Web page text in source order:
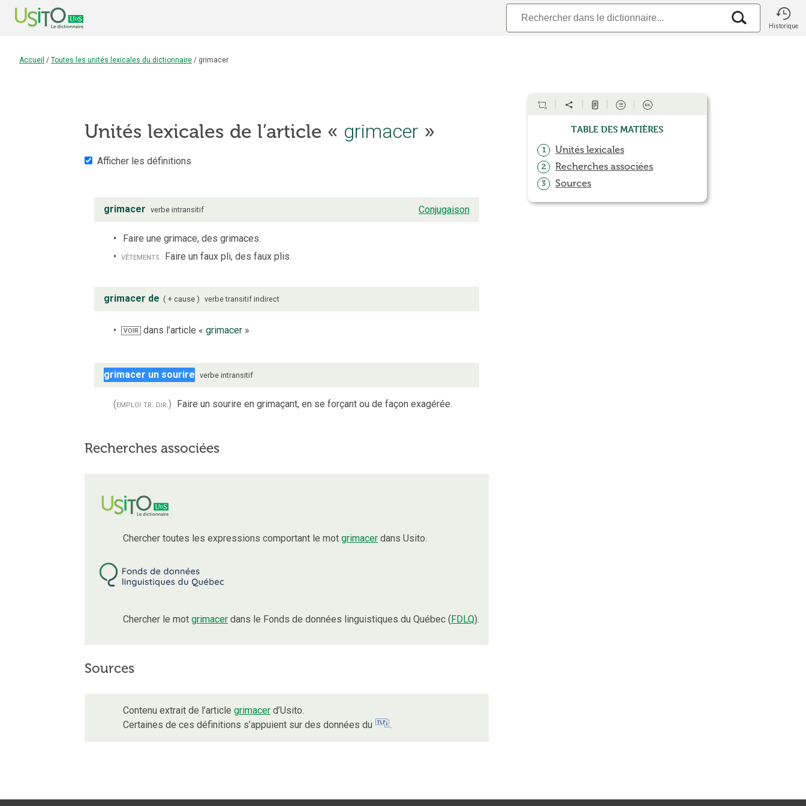
Historique
Accueil / Toutes les unités lexicales du dictionnaire / grimacer
Unités lexicales de l’article « grimacer »
Afficher les définitions
grimacer verbe intransitif Conjugaison
Faire une grimace, des grimaces.
vêtements Faire un faux pli, des faux plis.
grimacer de + cause verbe transitif indirect
VOIR dans l’article «grimacer »
grimacer un sourire verbe intransitif
(emploi tr. dir.) Faire un sourire en grimaçant, en se forçant ou de façon exagérée.
Recherches associées
Chercher toutes les expressions comportant le mot grimacer dans Usito.
Chercher le mot grimacer dans le Fonds de données linguistiques du Québec (FDLQ).
Sources
Contenu extrait de l’article grimacer d’Usito.
Certaines de ces définitions s’appuient sur des données du
.
Table des matières
1 Unités lexicales
2 Recherches associées
3 Sources